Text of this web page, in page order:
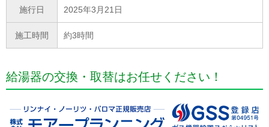
施行日 2025年3月21日
施工時間 約3時間
給湯器の交換・取替はお任せください！